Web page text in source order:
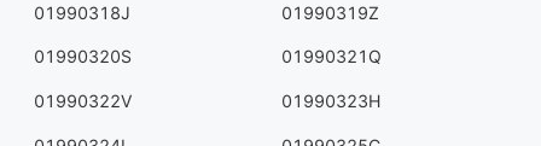
01990318J 01990319Z
01990320S 01990321Q
01990322V 01990323H